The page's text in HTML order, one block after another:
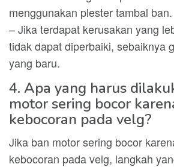
menggunakan plester tambal ban.
– Jika terdapat kerusakan yang
tidak dapat diperbaiki, sebaiknya
yang baru.
4. Apa yang harus
motor sering bocor
kebocoran pada velg?
Jika ban motor sering bocor
kebocoran pada velg, langkah